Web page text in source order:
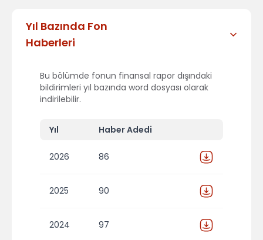
Yıl Bazında Fon
Haberleri
Bu bölümde fonun finansal rapor dışındaki
bildirimleri yıl bazında word dosyası olarak
indirilebilir.
Yıl Haber Adedi
2026 86
2025 90
2024 97